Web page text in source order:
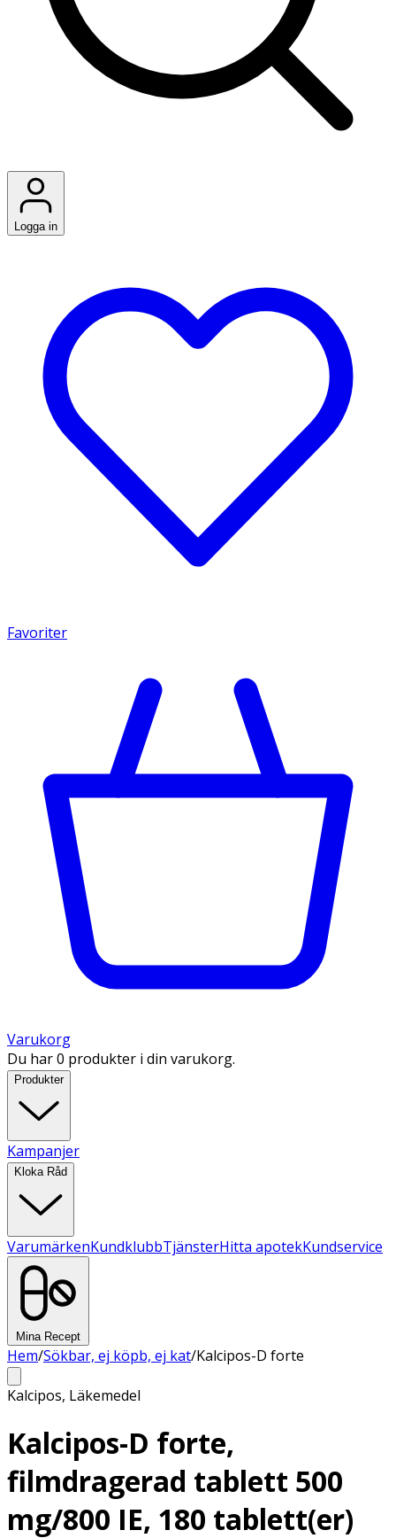
Logga in
Favoriter
Varukorg
Du har 0 produkter i din varukorg.
Produkter
Kampanjer
Kloka Råd
VarumärkenKundklubbTjänsterHitta apotekKundservice
Mina Recept
Hem/Sökbar, ej köpb, ej kat/Kalcipos-D forte
Kalcipos, Läkemedel
Kalcipos-D forte,
filmdragerad tablett 500
mg/800 IE, 180 tablett(er)